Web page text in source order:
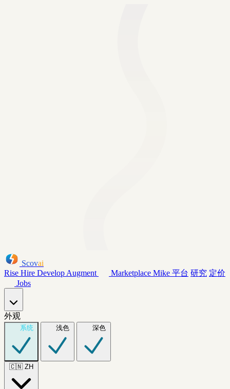
Scovai
Rise Hire Develop Augment Marketplace Mike 平台 研究 定价
Jobs
外观
系统 浅色 深色
🇨🇳 ZH